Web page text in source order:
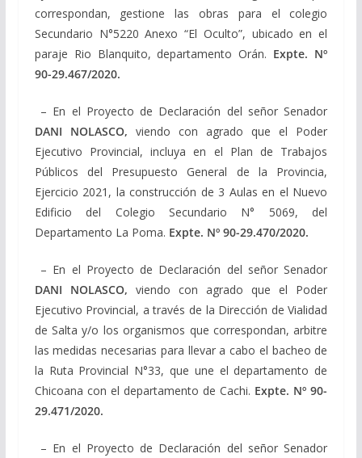
correspondan, gestione las obras para el colegio
Secundario N°5220 Anexo “El Oculto”, ubicado en el
paraje Rio Blanquito, departamento Orán. Expte. Nº
90-29.467/2020.
– En el Proyecto de Declaración del señor Senador
DANI NOLASCO, viendo con agrado que el Poder
Ejecutivo Provincial, incluya en el Plan de Trabajos
Públicos del Presupuesto General de la Provincia,
Ejercicio 2021, la construcción de 3 Aulas en el Nuevo
Edificio del Colegio Secundario N° 5069, del
Departamento La Poma. Expte. Nº 90-29.470/2020.
– En el Proyecto de Declaración del señor Senador
DANI NOLASCO, viendo con agrado que el Poder
Ejecutivo Provincial, a través de la Dirección de Vialidad
de Salta y/o los organismos que correspondan, arbitre
las medidas necesarias para llevar a cabo el bacheo de
la Ruta Provincial N°33, que une el departamento de
Chicoana con el departamento de Cachi. Expte. Nº90-
29.471/2020.
– En el Proyecto de Declaración del señor Senador